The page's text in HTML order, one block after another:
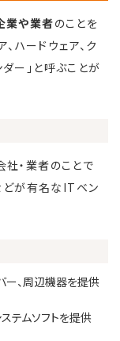
業や業者のことを
ハードウェア、ク
ー」と呼ぶことが
・業者のことで
どが有名なITベン
ー、周辺機器を提供
ステムソフトを提供